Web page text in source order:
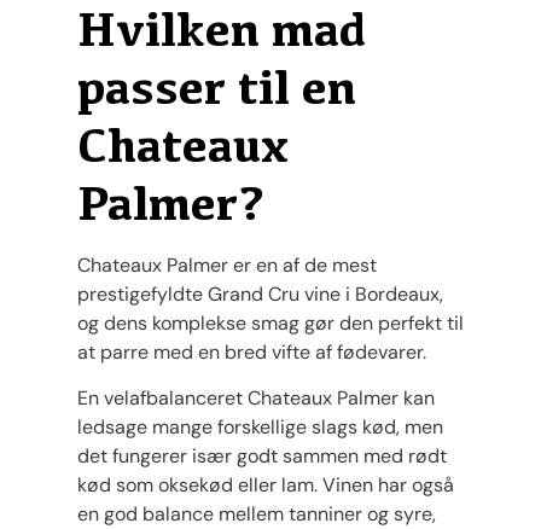
Hvilken mad
passer til en
Chateaux
Palmer?
Chateaux Palmer er en af de mest
prestigefyldte Grand Cru vine i Bordeaux,
og dens komplekse smag gør den perfekt til
at parre med en bred vifte af fødevarer.
En velafbalanceret Chateaux Palmer kan
ledsage mange forskellige slags kød, men
det fungerer især godt sammen med rødt
kød som oksekød eller lam. Vinen har også
en god balance mellem tanniner og syre,